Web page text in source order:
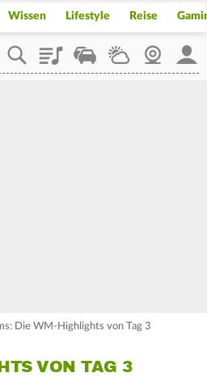
Wissen Lifestyle Reise
PlaylistStaupilotWetterWebcam
Die WM-Highlights von Tag 3
VON TAG 3